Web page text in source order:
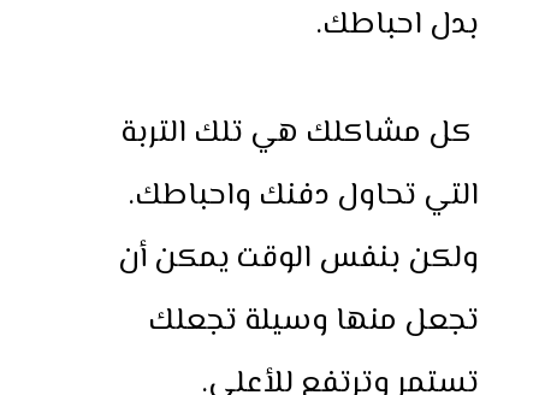
بدل احباطك.
كل مشاكلك هي تلك التربة
التي تحاول دفنك واحباطك.
ولكن بنفس الوقت يمكن أن
تجعل منها وسيلة تجعلك
تستمر وترتفع للأعلى.